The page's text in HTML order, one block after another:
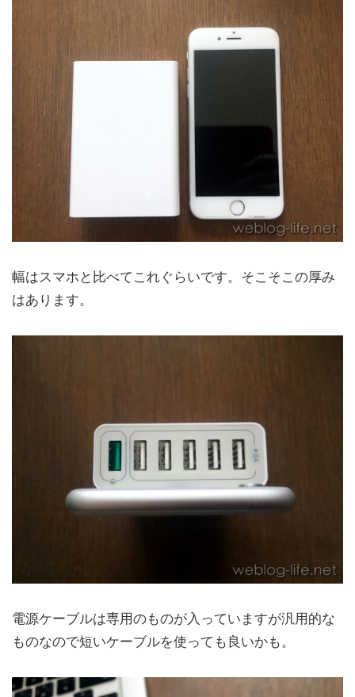
幅はスマホと比べてこれぐらいです。そこそこの厚み
はあります。
電源ケーブルは専用のものが入っていますが汎用的な
ものなので短いケーブルを使っても良いかも。